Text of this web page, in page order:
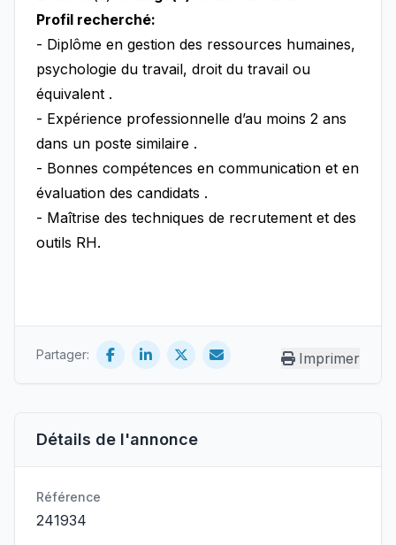
Détails de l'annonce
Référence
241934
Profil recherché:
- Diplôme en gestion des ressources humaines,
psychologie du travail, droit du travail ou
équivalent .
- Expérience professionnelle d’au moins 2 ans
dans un poste similaire .
- Bonnes compétences en communication et en
évaluation des candidats .
- Maîtrise des techniques de recrutement et des
outils RH.
Partager: Imprimer